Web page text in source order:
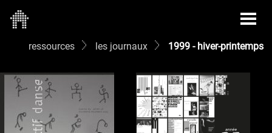
ressources les journaux 1999 - hiver-printemps